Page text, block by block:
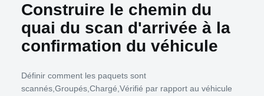
Construire le chemin du
quai du scan d'arrivée à la
confirmation du véhicule
Définir comment les paquets sont
scannés,Groupés,Chargé,Vérifié par rapport au véhicule